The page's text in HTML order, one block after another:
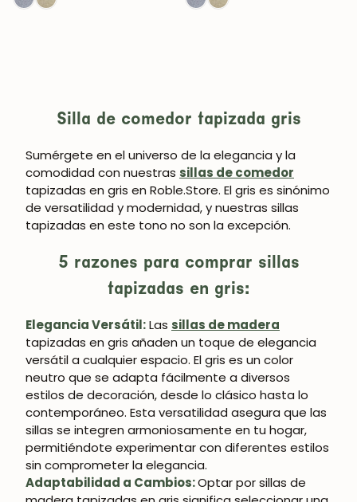
Silla de comedor tapizada gris
Sumérgete en el universo de la elegancia y la
comodidad con nuestras sillas de comedor
tapizadas en gris en Roble.Store. El gris es sinónimo
de versatilidad y modernidad, y nuestras sillas
tapizadas en este tono no son la excepción.
5 razones para comprar sillas
tapizadas en gris:
Elegancia Versátil:Las sillas de madera
tapizadas en gris añaden un toque de elegancia
versátil a cualquier espacio. El gris es un color
neutro que se adapta fácilmente a diversos
estilos de decoración, desde lo clásico hasta lo
contemporáneo. Esta versatilidad asegura que las
sillas se integren armoniosamente en tu hogar,
permitiéndote experimentar con diferentes estilos
sin comprometer la elegancia.
Adaptabilidad a Cambios:Optar por sillas de